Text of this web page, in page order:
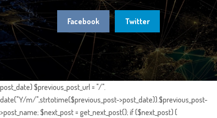
Facebook Twitter
post_date) $previous_post_url = "/".
date("Y/m/",strtotime($previous_post->post_date)).$previous_post-
>post_name; $next_post = get_next_post(); if ($next_post) {